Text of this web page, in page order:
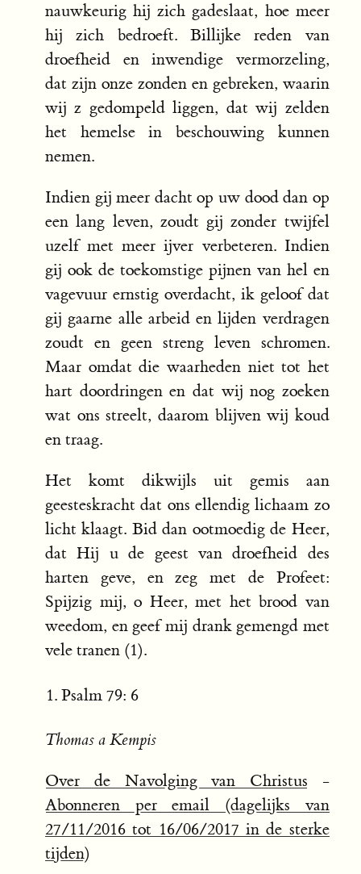
nauwkeurig hij zich gadeslaat, hoe meer
hij zich bedroeft. Billijke reden van
droefheid en inwendige vermorzeling,
dat zijn onze zonden en gebreken, waarin
wij z gedompeld liggen, dat wij zelden
het hemelse in beschouwing kunnen
nemen.
Indien gij meer dacht op uw dood dan op
een lang leven, zoudt gij zonder twijfel
uzelf met meer ijver verbeteren. Indien
gij ook de toekomstige pijnen van hel en
vagevuur ernstig overdacht, ik geloof dat
gij gaarne alle arbeid en lijden verdragen
zoudt en geen streng leven schromen.
Maar omdat die waarheden niet tot het
hart doordringen en dat wij nog zoeken
wat ons streelt, daarom blijven wij koud
en traag.
Het komt dikwijls uit gemis aan
geesteskracht dat ons ellendig lichaam zo
licht klaagt. Bid dan ootmoedig de Heer,
dat Hij u de geest van droefheid des
harten geve, en zeg met de Profeet:
Spijzig mij, o Heer, met het brood van
weedom, en geef mij drank gemengd met
vele tranen (1).
Psalm 79: 6
Thomas a Kempis
Over de Navolging van Christus -
Abonneren per email (dagelijks van
27/11/2016 tot 16/06/2017 in de sterke
tijden)